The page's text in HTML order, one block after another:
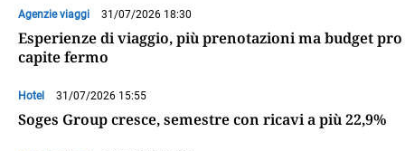
Agenzie viaggi 31/07/2026 18:30
Esperienze di viaggio, più prenotazioni ma budget pro
capite fermo
Hotel 31/07/2026 15:55
Soges Group cresce, semestre con ricavi a più 22,9%